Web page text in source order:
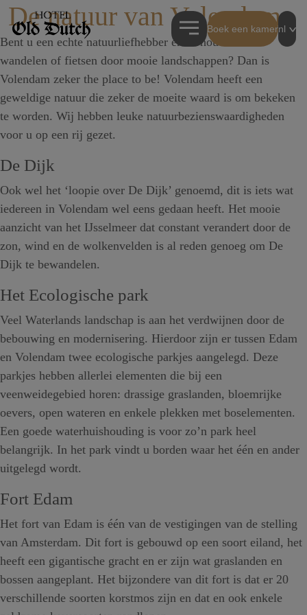
Boek een kamernl
De natuur van Volendam
Bent u een echte natuurliefhebber en/of houdt u van
wandelen of fietsen door mooie landschappen? Dan is
Volendam zeker the place to be! Volendam heeft een
geweldige natuur die zeker de moeite waard is om bekeken
te worden. Wij hebben leuke natuurbezienswaardigheden
voor u op een rij gezet.
De Dijk
Ook wel het ‘loopie over De Dijk’ genoemd, dit is iets wat
iedereen in Volendam wel eens gedaan heeft. Het mooie
aanzicht van het IJsselmeer dat constant verandert door de
zon, wind en de wolkenvelden is al reden genoeg om De
Dijk te bewandelen.
Het Ecologische park
Veel Waterlands landschap is aan het verdwijnen door de
bebouwing en modernisering. Hierdoor zijn er tussen Edam
en Volendam twee ecologische parkjes aangelegd. Deze
parkjes hebben allerlei elementen die bij een
veenweidegebied horen: drassige graslanden, bloemrijke
oevers, open wateren en enkele plekken met boselementen.
Een goede waterhuishouding is voor zo’n park heel
belangrijk. In het park vindt u borden waar het één en ander
uitgelegd wordt.
Fort Edam
Het fort van Edam is één van de vestigingen van de stelling
van Amsterdam. Dit fort is gebouwd op een soort eiland, het
heeft een gigantische gracht en er zijn wat graslanden en
bossen aangeplant. Het bijzondere van dit fort is dat er 20
verschillende soorten korstmos zijn en dat en ook enkele